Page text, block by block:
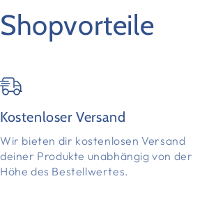
Shopvorteile
Kostenloser Versand
Wir bieten dir kostenlosen Versand
deiner Produkte unabhängig von der
Höhe des Bestellwertes.